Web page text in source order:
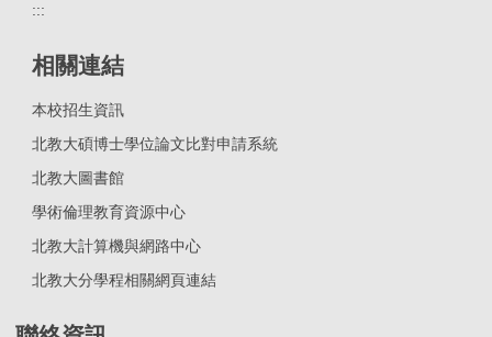
:::
相關連結
本校招生資訊
北教大碩博士學位論文比對申請系統
北教大圖書館
學術倫理教育資源中心
北教大計算機與網路中心
北教大分學程相關網頁連結